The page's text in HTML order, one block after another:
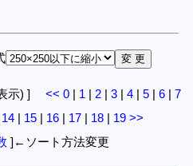
表示) ] << 0 | 1 | 2 | 3 | 4 | 5 | 6 | 7
14 | 15 | 16 | 17 | 18 | 19 >>
]←ソート方法変更